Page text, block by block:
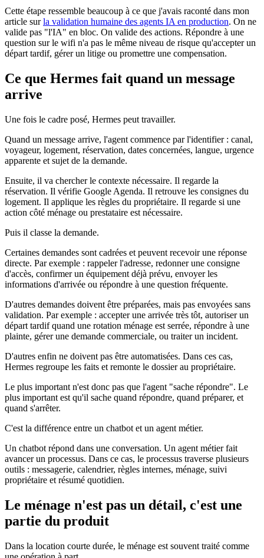
Cette étape ressemble beaucoup à ce que j'avais raconté dans mon
article surla validation humaine des agents IA en production. On ne
valide pas "l'IA" en bloc. On valide des actions. Répondre à une
question sur le wifi n'a pas le même niveau de risque qu'accepter un
départ tardif, gérer un litige ou promettre une compensation.
Ce que Hermes fait quand un message
arrive
Une fois le cadre posé, Hermes peut travailler.
Quand un message arrive, l'agent commence par l'identifier : canal,
voyageur, logement, réservation, dates concernées, langue, urgence
apparente et sujet de la demande.
Ensuite, il va chercher le contexte nécessaire. Il regarde la
réservation. Il vérifie Google Agenda. Il retrouve les consignes du
logement. Il applique les règles du propriétaire. Il regarde si une
action côté ménage ou prestataire est nécessaire.
Puis il classe la demande.
Certaines demandes sont cadrées et peuvent recevoir une réponse
directe. Par exemple : rappeler l'adresse, redonner une consigne
d'accès, confirmer un équipement déjà prévu, envoyer les
informations d'arrivée ou répondre à une question fréquente.
D'autres demandes doivent être préparées, mais pas envoyées sans
validation. Par exemple : accepter une arrivée très tôt, autoriser un
départ tardif quand une rotation ménage est serrée, répondre à une
plainte, gérer une demande commerciale, ou traiter un incident.
D'autres enfin ne doivent pas être automatisées. Dans ces cas,
Hermes regroupe les faits et remonte le dossier au propriétaire.
Le plus important n'est donc pas que l'agent "sache répondre". Le
plus important est qu'il sache quand répondre, quand préparer, et
quand s'arrêter.
C'est la différence entre un chatbot et un agent métier.
Un chatbot répond dans une conversation. Un agent métier fait
avancer un processus. Dans ce cas, le processus traverse plusieurs
outils : messagerie, calendrier, règles internes, ménage, suivi
propriétaire et résumé quotidien.
Le ménage n'est pas un détail, c'est une
partie du produit
Dans la location courte durée, le ménage est souvent traité comme